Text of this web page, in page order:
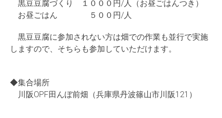
黒豆豆腐づくり １０００円/人（お昼ごはんつき）
お昼ごはん ５００円/人
黒豆豆腐に参加されない方は畑での作業も並行で実施
しますので、そちらも参加していただけます。
◆集合場所
川阪OPF田んぼ前畑（兵庫県丹波篠山市川阪121）